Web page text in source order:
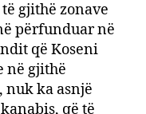
gjithë zonave
përfunduar në
që Koseni
në gjithë
ka asnjë
që të